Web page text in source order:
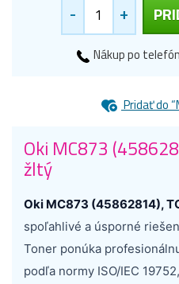
- +
Nákup po
Pridať do
Oki MC873
žltý
Oki MC873 (45862814),
spoľahlivé a úsporné
Toner ponúka
podľa normy ISO/IEC